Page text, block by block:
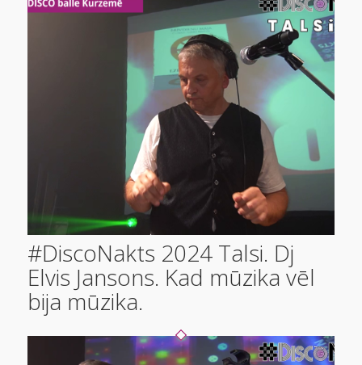
#DiscoNakts 2024 Talsi. Dj
Elvis Jansons. Kad mūzika vēl
bija mūzika.